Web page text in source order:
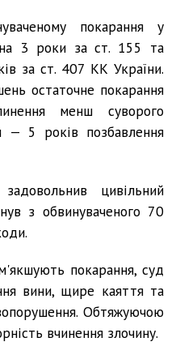
покарання у
на 3 роки за ст. 155 та
за ст. 407 КК України.
остаточне покарання
менш суворого
— 5 років позбавлення
цивільний
з обвинуваченого 70
покарання, суд
вини, щире каяття та
Обтяжуючою
вчинення злочину.